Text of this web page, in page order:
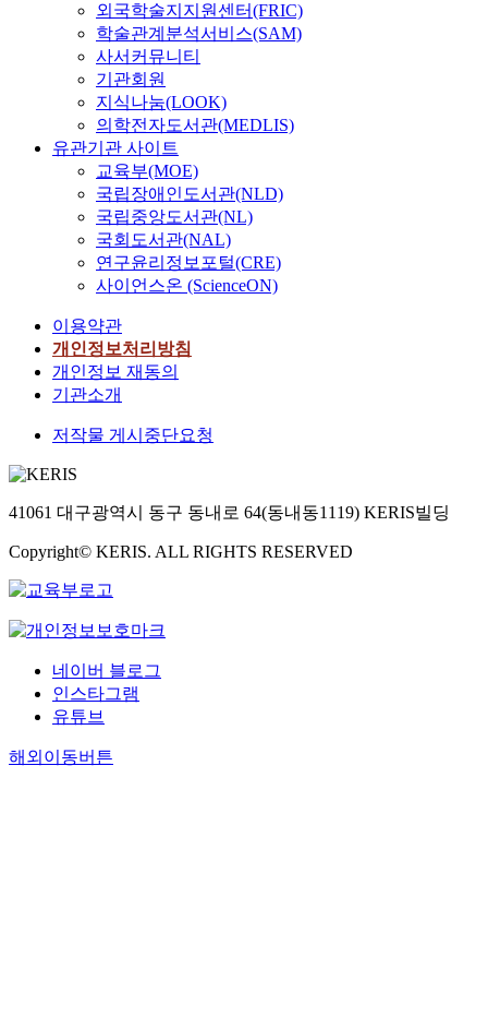
외국학술지지원센터(FRIC)
학술관계분석서비스(SAM)
사서커뮤니티
기관회원
지식나눔(LOOK)
의학전자도서관(MEDLIS)
유관기관 사이트
교육부(MOE)
국립장애인도서관(NLD)
국립중앙도서관(NL)
국회도서관(NAL)
연구윤리정보포털(CRE)
사이언스온 (ScienceON)
이용약관
개인정보처리방침
개인정보 재동의
기관소개
저작물 게시중단요청
41061 대구광역시 동구 동내로 64(동내동1119) KERIS빌딩
Copyright© KERIS. ALL RIGHTS RESERVED
네이버 블로그
인스타그램
유튜브
해외이동버튼